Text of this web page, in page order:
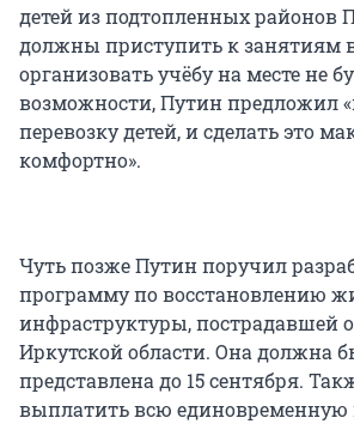
детей из подтопленных районов
должны приступить к занятиям
организовать учёбу на месте не
возможности, Путин предложил
перевозку детей, и сделать это
комфортно».
Чуть позже Путин поручил
программу по восстановлению
инфраструктуры, пострадавшей
Иркутской области. Она должна
представлена до 15 сентября.
выплатить всю единовременную